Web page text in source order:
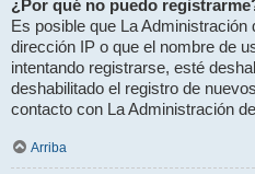
¿Por qué no puedo
Es posible que La Administración
dirección IP o que el nombre de
intentando registrarse, esté
deshabilitado el registro de
contacto con La Administración
Arriba